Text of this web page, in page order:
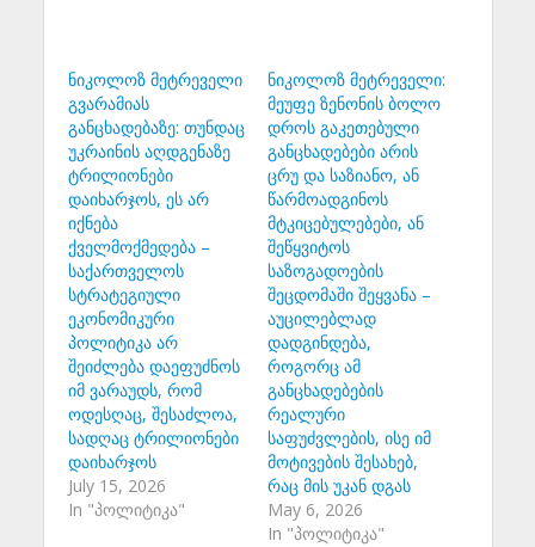
ნიკოლოზ მეტრეველი
გვარამიას
განცხადებაზე: თუნდაც
უკრაინის აღდგენაზე
ტრილიონები
დაიხარჯოს, ეს არ
იქნება
ქველმოქმედება –
საქართველოს
სტრატეგიული
ეკონომიკური
პოლიტიკა არ
შეიძლება დაეფუძნოს
იმ ვარაუდს, რომ
ოდესღაც, შესაძლოა,
სადღაც ტრილიონები
დაიხარჯოს
July 15, 2026
In "პოლიტიკა"
ნიკოლოზ მეტრეველი:
მეუფე ზენონის ბოლო
დროს გაკეთებული
განცხადებები არის
ცრუ და საზიანო, ან
წარმოადგინოს
მტკიცებულებები, ან
შეწყვიტოს
საზოგადოების
შეცდომაში შეყვანა –
აუცილებლად
დადგინდება,
როგორც ამ
განცხადებების
რეალური
საფუძვლების, ისე იმ
მოტივების შესახებ,
რაც მის უკან დგას
May 6, 2026
In "პოლიტიკა"